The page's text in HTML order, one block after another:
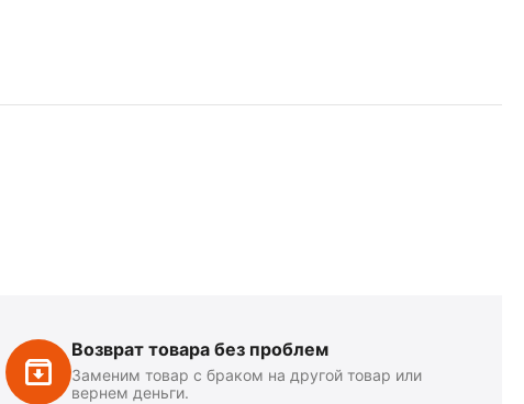
Возврат товара без проблем
Заменим товар с браком на другой товар или
вернем деньги.